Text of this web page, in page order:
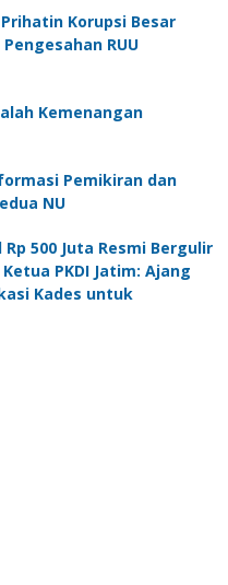
Korupsi Besar
RUU
Kemenangan
Pemikiran dan
NU
Rp 500 Juta Resmi Bergulir
PKDI Jatim: Ajang
Kades untuk